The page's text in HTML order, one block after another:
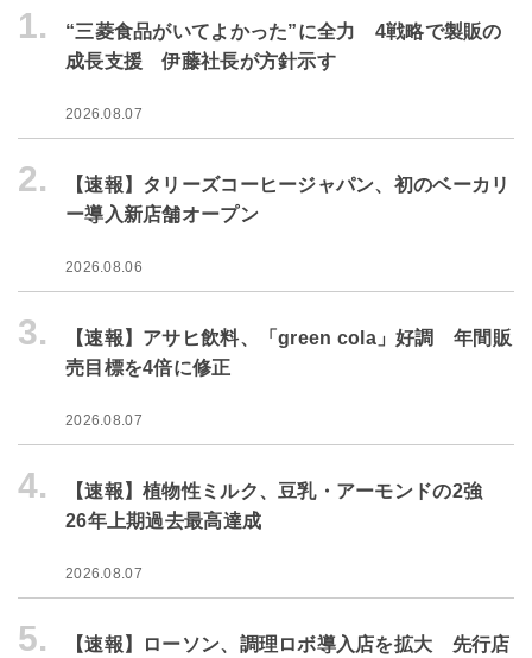
1.
“三菱食品がいてよかった”に全力 4戦略で製販の
成長支援 伊藤社長が方針示す
2026.08.07
2.
【速報】タリーズコーヒージャパン、初のベーカリ
ー導入新店舗オープン
2026.08.06
3.
【速報】アサヒ飲料、「green cola」好調 年間販
売目標を4倍に修正
2026.08.07
4.
【速報】植物性ミルク、豆乳・アーモンドの2強
26年上期過去最高達成
2026.08.07
5. 【速報】ローソン、調理ロボ導入店を拡大 先行店